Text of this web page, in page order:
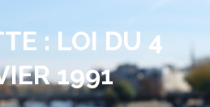
: LOI DU 4
1991